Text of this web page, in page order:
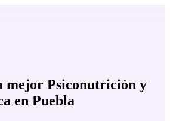
mejor Psiconutrición y
en Puebla